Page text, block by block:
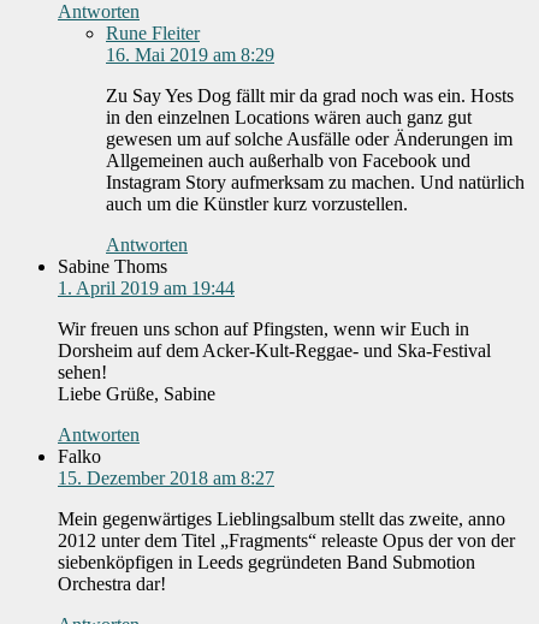
Antworten
Rune Fleiter
16. Mai 2019 am 8:29
Zu Say Yes Dog fällt mir da grad noch was ein. Hosts
in den einzelnen Locations wären auch ganz gut
gewesen um auf solche Ausfälle oder Änderungen im
Allgemeinen auch außerhalb von Facebook und
Instagram Story aufmerksam zu machen. Und natürlich
auch um die Künstler kurz vorzustellen.
Antworten
Sabine Thoms
1. April 2019 am 19:44
Wir freuen uns schon auf Pfingsten, wenn wir Euch in
Dorsheim auf dem Acker-Kult-Reggae- und Ska-Festival
sehen!
Liebe Grüße, Sabine
Antworten
Falko
15. Dezember 2018 am 8:27
Mein gegenwärtiges Lieblingsalbum stellt das zweite, anno
2012 unter dem Titel „Fragments“ releaste Opus der von der
siebenköpfigen in Leeds gegründeten Band Submotion
Orchestra dar!